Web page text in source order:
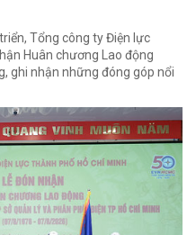
Tổng công ty Điện lực
Huân chương Lao động
ghi nhận những đóng góp nổi